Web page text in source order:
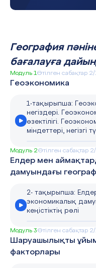
География
бағалауға
Модуль 1Өтілген сабақтар 2/
Геоэкономика
1-тақырыпша:
негіздері.
өзектілігі.
міндеттері, негізгі
Модуль 2Өтілген сабақтар
Елдер мен
дамуындағы
2- тақырыпша:
экономикалық
кеңістіктің рөлі
Модуль 3Өтілген сабақтар
Шаруашылықты
факторлары